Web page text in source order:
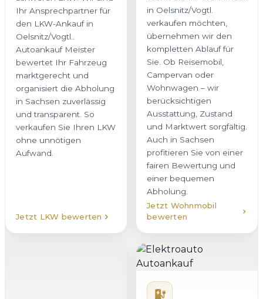
Ihr Ansprechpartner für
den LKW-Ankauf in
Oelsnitz/Vogtl..
Autoankauf Meister
bewertet Ihr Fahrzeug
marktgerecht und
organisiert die Abholung
in Sachsen zuverlässig
und transparent. So
verkaufen Sie Ihren LKW
ohne unnötigen
Aufwand.
Jetzt LKW bewerten
in Oelsnitz/Vogtl.
verkaufen möchten,
übernehmen wir den
kompletten Ablauf für
Sie. Ob Reisemobil,
Campervan oder
Wohnwagen – wir
berücksichtigen
Ausstattung, Zustand
und Marktwert sorgfältig.
Auch in Sachsen
profitieren Sie von einer
fairen Bewertung und
einer bequemen
Abholung.
Jetzt Wohnmobil
bewerten